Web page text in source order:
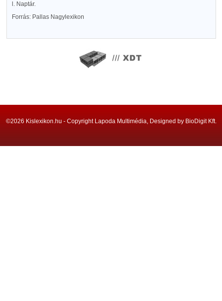
l. Naptár.
Forrás: Pallas Nagylexikon
©2026 Kislexikon.hu - Copyright Lapoda Multimédia, Designed by BioDigit Kft.